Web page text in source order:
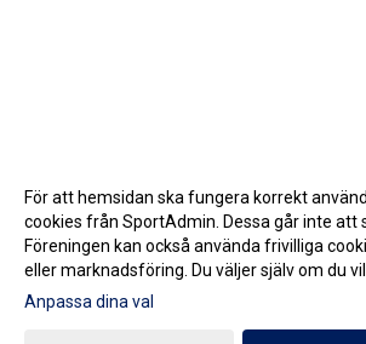
Gå till Webbversion
För att hemsidan ska fungera korrekt
cookies från SportAdmin. Dessa går inte att
Föreningen kan också använda frivilliga
eller marknadsföring. Du väljer själv om du
Anpassa dina val